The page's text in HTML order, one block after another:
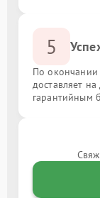
5
По окончании
доставляет
гарантийным